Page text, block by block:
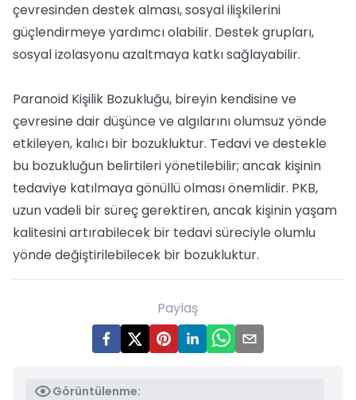
çevresinden destek alması, sosyal ilişkilerini
güçlendirmeye yardımcı olabilir. Destek grupları,
sosyal izolasyonu azaltmaya katkı sağlayabilir.
Paranoid Kişilik Bozukluğu, bireyin kendisine ve
çevresine dair düşünce ve algılarını olumsuz yönde
etkileyen, kalıcı bir bozukluktur. Tedavi ve destekle
bu bozukluğun belirtileri yönetilebilir; ancak kişinin
tedaviye katılmaya gönüllü olması önemlidir. PKB,
uzun vadeli bir süreç gerektiren, ancak kişinin yaşam
kalitesini artırabilecek bir tedavi süreciyle olumlu
yönde değiştirilebilecek bir bozukluktur.
Paylaş
Görüntülenme: